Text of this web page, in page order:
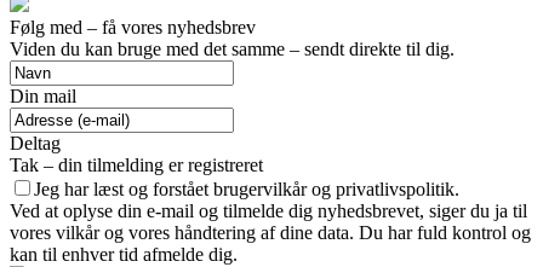
Følg med – få vores nyhedsbrev
Viden du kan bruge med det samme – sendt direkte til dig.
Din mail
Deltag
Tak – din tilmelding er registreret
Jeg har læst og forstået brugervilkår og privatlivspolitik.
Ved at oplyse din e-mail og tilmelde dig nyhedsbrevet, siger du ja til
vores vilkår og vores håndtering af dine data. Du har fuld kontrol og
kan til enhver tid afmelde dig.